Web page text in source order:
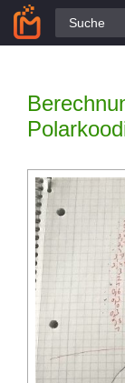
Alle Fragen